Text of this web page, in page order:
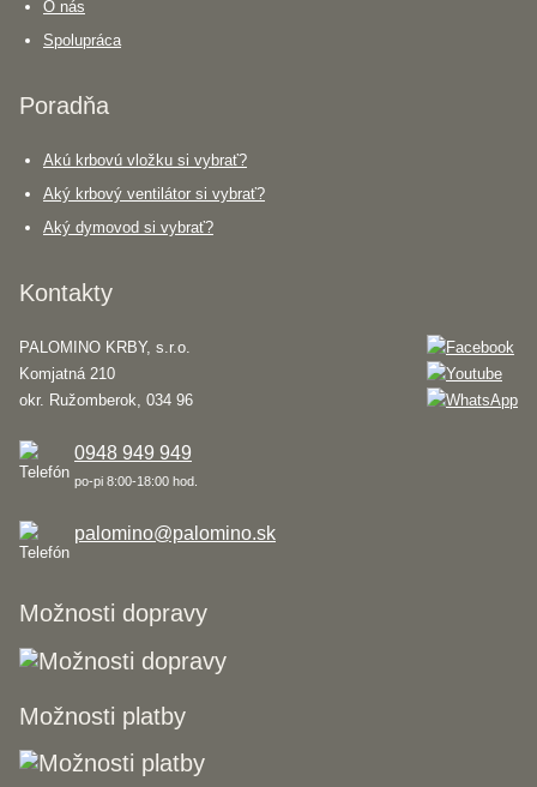
O nás
Spolupráca
Poradňa
Akú krbovú vložku si vybrať?
Aký krbový ventilátor si vybrať?
Aký dymovod si vybrať?
Kontakty
PALOMINO KRBY, s.r.o.
Komjatná 210
okr. Ružomberok, 034 96
0948 949 949
po-pi 8:00-18:00 hod.
palomino@palomino.sk
Možnosti dopravy
Možnosti platby